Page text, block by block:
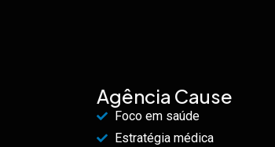
Agência Cause
Foco em saúde
Estratégia médica